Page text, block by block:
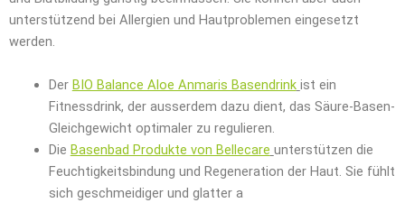
unterstützend bei Allergien und Hautproblemen eingesetzt
werden.
Der BIO Balance Aloe Anmaris Basendrink ist ein
Fitnessdrink, der ausserdem dazu dient, das Säure-Basen-
Gleichgewicht optimaler zu regulieren.
Die Basenbad Produkte von Bellecare unterstützen die
Feuchtigkeitsbindung und Regeneration der Haut. Sie fühlt
sich geschmeidiger und glatter a